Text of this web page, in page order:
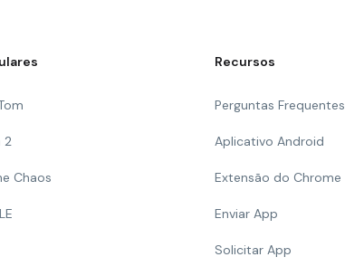
2
Chaos
Recursos
Perguntas Frequentes
Aplicativo Android
Extensão do Chrome
Enviar App
Solicitar App